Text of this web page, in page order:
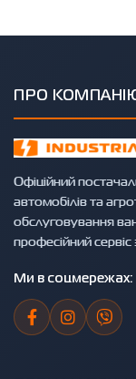
ПРО
Офіційний
автомобілів та
обслуговування
професійний
Ми в соцмережах: